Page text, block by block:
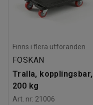
Finns i flera utföranden
FOSKAN
Tralla, kopplingsbar,
200 kg
Art. nr: 21006